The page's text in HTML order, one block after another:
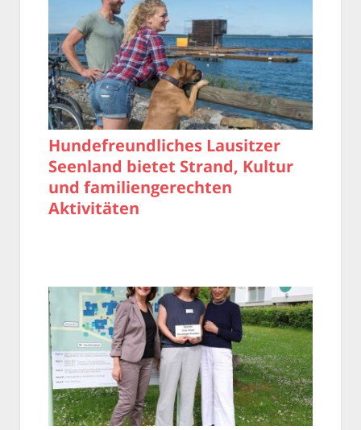
Hundefreundliches Lausitzer
Seenland bietet Strand, Kultur
und familiengerechten
Aktivitäten